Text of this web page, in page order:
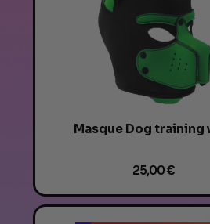
Masque Dog training
25,00 €